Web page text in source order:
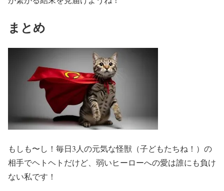
まとめ
もしも〜し！毎日3人の元気な怪獣（子どもたちね！）の
相手でヘトヘトだけど、弱いヒーローへの愛は誰にも負け
ない私です！